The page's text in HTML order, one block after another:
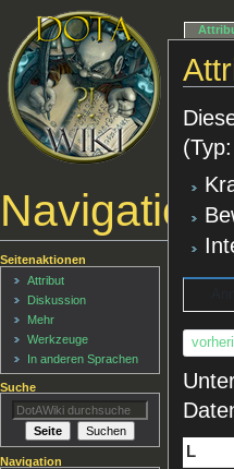
(Typ:
L
Seitenaktionen
Attribut
Diskussion
Mehr
Werkzeuge
In anderen Sprachen
Suche
Navigation